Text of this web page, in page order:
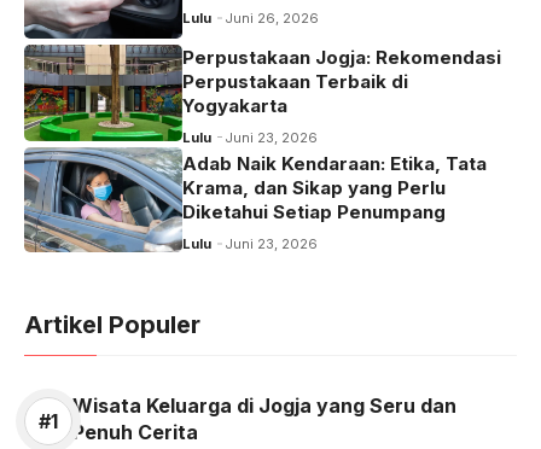
Lulu Juni 26, 2026
Perpustakaan Jogja: Rekomendasi
Perpustakaan Terbaik di
Yogyakarta
Lulu Juni 23, 2026
Adab Naik Kendaraan: Etika, Tata
Krama, dan Sikap yang Perlu
Diketahui Setiap Penumpang
Lulu Juni 23, 2026
Artikel Populer
Wisata Keluarga di Jogja yang Seru dan
Penuh Cerita